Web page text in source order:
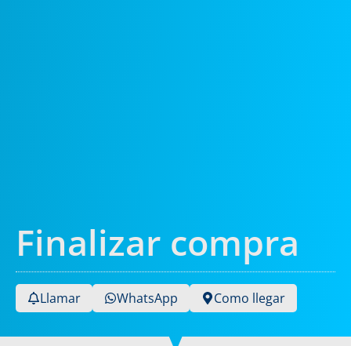
Finalizar compra
Llamar WhatsApp Como llegar